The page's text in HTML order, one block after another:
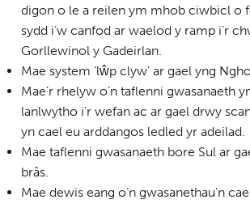
digon o le a reilen ym mhob ciwbicl o
sydd i’w canfod ar waelod y ramp i’r
Gorllewinol y Gadeirlan.
Mae system ‘lŵp clyw’ ar gael yng
Mae’r rhelyw o’n taflenni gwasanaeth
lanlwytho i’r wefan ac ar gael drwy
yn cael eu arddangos ledled yr adeilad.
Mae taflenni gwasanaeth bore Sul ar
brâs.
Mae dewis eang o’n gwasanethau’n